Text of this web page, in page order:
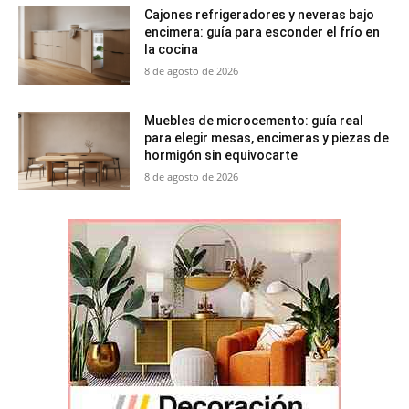
Cajones refrigeradores y neveras bajo
encimera: guía para esconder el frío en
la cocina
8 de agosto de 2026
Muebles de microcemento: guía real
para elegir mesas, encimeras y piezas de
hormigón sin equivocarte
8 de agosto de 2026